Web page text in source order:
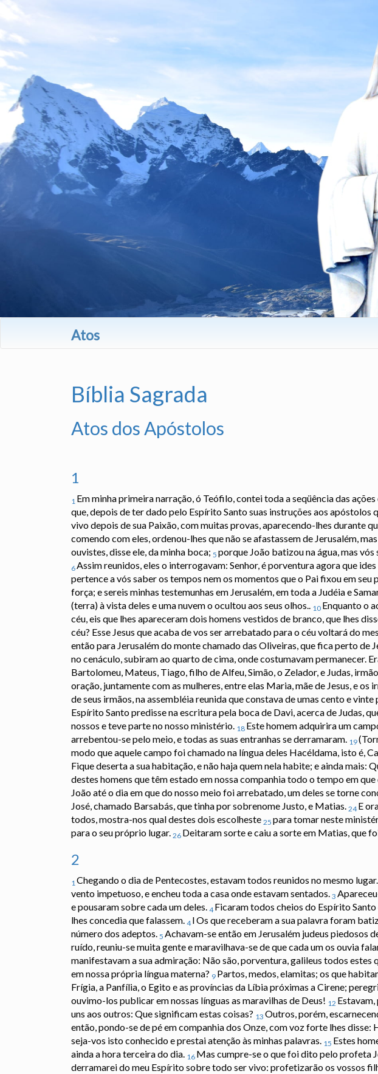
Atos
Bíblia Sagrada
Atos dos Apóstolos
1
1 Em minha primeira narração, ó Teófilo, contei toda a seqüência das ações
que, depois de ter dado pelo Espírito Santo suas instruções aos apóstolos
vivo depois de sua Paixão, com muitas provas, aparecendo-lhes durante
comendo com eles, ordenou-lhes que não se afastassem de Jerusalém,
ouvistes, disse ele, da minha boca; 5 porque João batizou na água, mas
6Assim reunidos, eles o interrogavam: Senhor, é porventura agora que
pertence a vós saber os tempos nem os momentos que o Pai fixou em seu
força; e sereis minhas testemunhas em Jerusalém, em toda a Judéia e
(terra) à vista deles e uma nuvem o ocultou aos seus olhos.. 10 Enquanto o
céu, eis que lhes apareceram dois homens vestidos de branco, que lhes
céu? Esse Jesus que acaba de vos ser arrebatado para o céu voltará do
então para Jerusalém do monte chamado das Oliveiras, que fica perto de
no cenáculo, subiram ao quarto de cima, onde costumavam permanecer.
Bartolomeu, Mateus, Tiago, filho de Alfeu, Simão, o Zelador, e Judas,
oração, juntamente com as mulheres, entre elas Maria, mãe de Jesus, e os
de seus irmãos, na assembléia reunida que constava de umas cento e vinte
Espírito Santo predisse na escritura pela boca de Davi, acerca de Judas,
nossos e teve parte no nosso ministério. 18 Este homem adquirira um
arrebentou-se pelo meio, e todas as suas entranhas se derramaram. 19
modo que aquele campo foi chamado na língua deles Hacéldama, isto é,
Fique deserta a sua habitação, e não haja quem nela habite; e ainda mais:
destes homens que têm estado em nossa companhia todo o tempo em que
João até o dia em que do nosso meio foi arrebatado, um deles se torne
José, chamado Barsabás, que tinha por sobrenome Justo, e Matias. 24 E
todos, mostra-nos qual destes dois escolheste 25 para tomar neste
para o seu próprio lugar. 26 Deitaram sorte e caiu a sorte em Matias, que
2
1Chegando o dia de Pentecostes, estavam todos reunidos no mesmo lugar.
vento impetuoso, e encheu toda a casa onde estavam sentados. 3
e pousaram sobre cada um deles. 4 Ficaram todos cheios do Espírito
lhes concedia que falassem. 4 l Os que receberam a sua palavra foram
número dos adeptos. 5 Achavam-se então em Jerusalém judeus piedosos
ruído, reuniu-se muita gente e maravilhava-se de que cada um os ouvia
manifestavam a sua admiração: Não são, porventura, galileus todos estes
em nossa própria língua materna? 9 Partos, medos, elamitas; os que
Frígia, a Panfília, o Egito e as províncias da Líbia próximas a Cirene;
ouvimo-los publicar em nossas línguas as maravilhas de Deus! 12
uns aos outros: Que significam estas coisas? 13 Outros, porém,
então, pondo-se de pé em companhia dos Onze, com voz forte lhes disse:
seja-vos isto conhecido e prestai atenção às minhas palavras. 15 Estes
ainda a hora terceira do dia. 16 Mas cumpre-se o que foi dito pelo profeta
derramarei do meu Espírito sobre todo ser vivo: profetizarão os vossos